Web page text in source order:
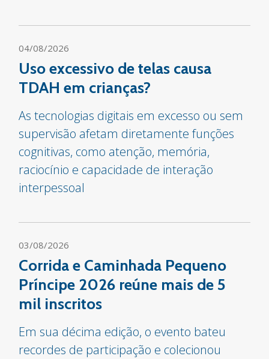
04/08/2026
Uso excessivo de telas causa
TDAH em crianças?
As tecnologias digitais em excesso ou sem
supervisão afetam diretamente funções
cognitivas, como atenção, memória,
raciocínio e capacidade de interação
interpessoal
03/08/2026
Corrida e Caminhada Pequeno
Príncipe 2026 reúne mais de 5
mil inscritos
Em sua décima edição, o evento bateu
recordes de participação e colecionou